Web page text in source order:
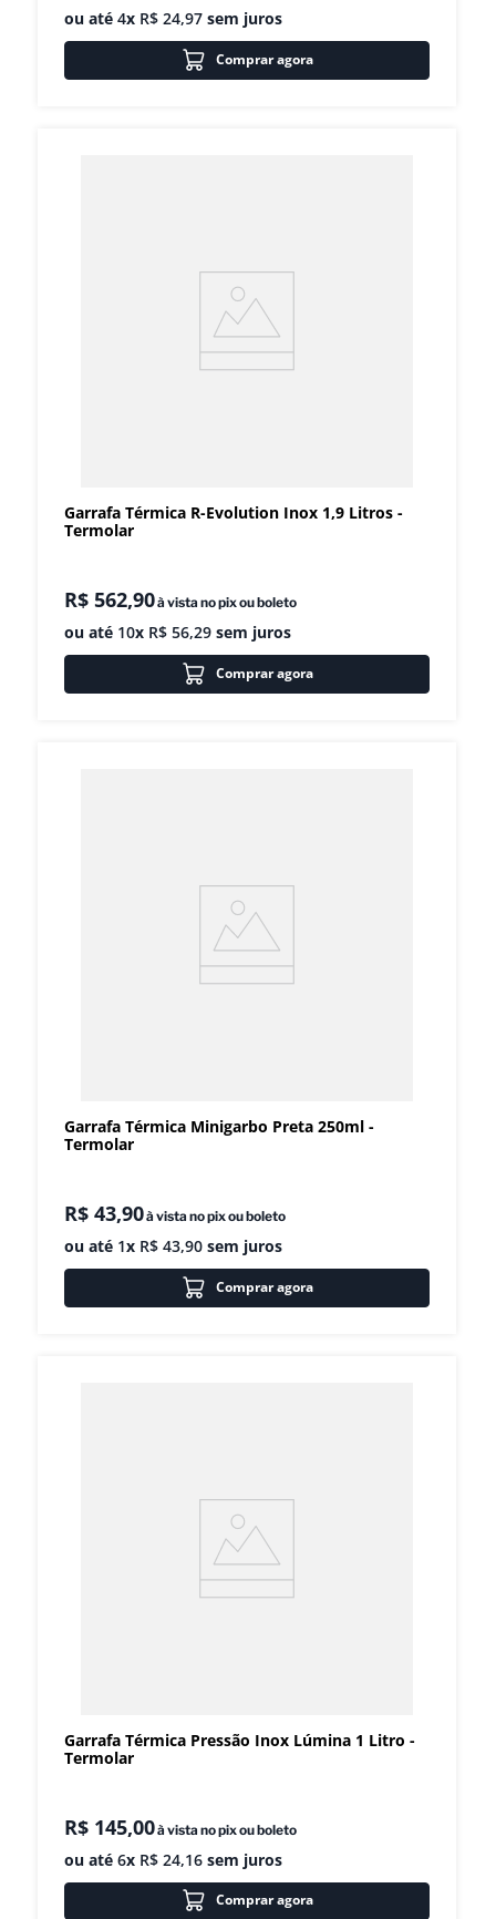
ou até 4x R$ 24,97 sem juros
Comprar agora
Garrafa Térmica R-Evolution Inox 1,9 Litros -
Termolar
R$ 562,90à vista no pix ou boleto
ou até 10x R$ 56,29 sem juros
Comprar agora
Garrafa Térmica Minigarbo Preta 250ml -
Termolar
R$ 43,90à vista no pix ou boleto
ou até 1x R$ 43,90 sem juros
Comprar agora
Garrafa Térmica Pressão Inox Lúmina 1 Litro -
Termolar
R$ 145,00à vista no pix ou boleto
ou até 6x R$ 24,16 sem juros
Comprar agora